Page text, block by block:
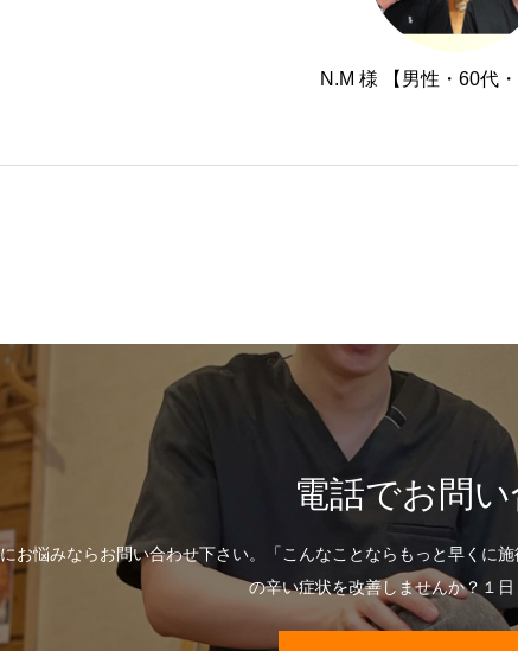
N.M 様 【男性・60代・
電話でお問
お悩みならお問い合わせ下さい。「こんなことならもっと早くに
の辛い症状を改善しませんか？１